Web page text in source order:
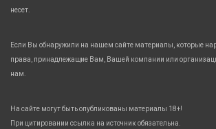
несет.
Если Вы обнаружили на нашем сайте материалы, которые
права, принадлежащие Вам, Вашей компании или
нам.
На сайте могут быть опубликованы материалы 18+!
При цитировании ссылка на источник обязательна.